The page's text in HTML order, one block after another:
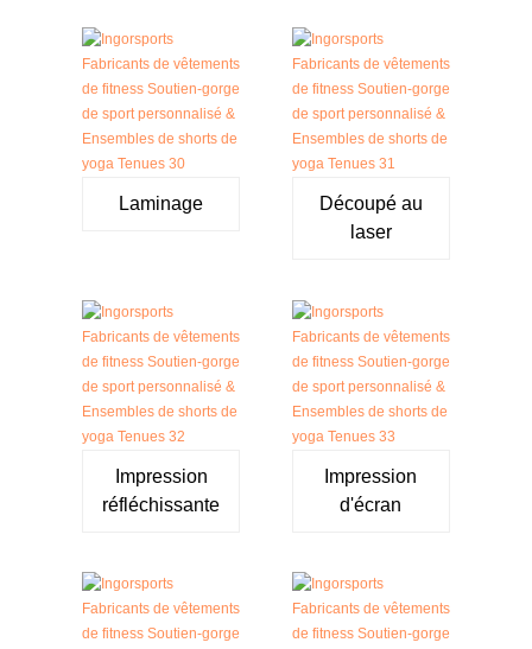
Laminage
Découpé au
laser
Impression
réfléchissante
Impression
d'écran